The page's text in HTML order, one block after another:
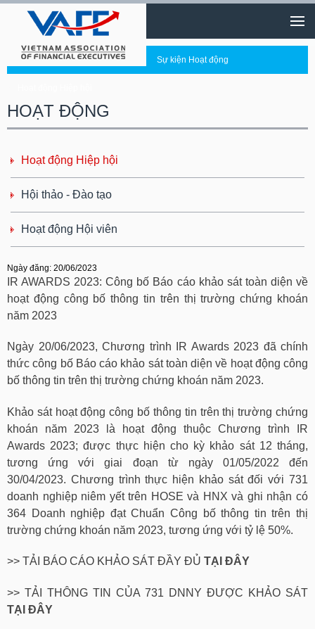
Sự kiện Hoạt động
HOẠT ĐỘNG
Hoạt động Hiệp hội
Hội thảo - Đào tạo
Hoạt động Hội viên
Ngày đăng: 20/06/2023
IR AWARDS 2023: Công bố Báo cáo khảo sát toàn diện về
hoạt động công bố thông tin trên thị trường chứng khoán
năm 2023
Ngày 20/06/2023, Chương trình IR Awards 2023 đã chính
thức công bố Báo cáo khảo sát toàn diện về hoạt động công
bố thông tin trên thị trường chứng khoán năm 2023.
Khảo sát hoạt động công bố thông tin trên thị trường chứng
khoán năm 2023 là hoạt động thuộc Chương trình IR
Awards 2023; được thực hiện cho kỳ khảo sát 12 tháng,
tương ứng với giai đoạn từ ngày 01/05/2022 đến
30/04/2023. Chương trình thực hiện khảo sát đối với 731
doanh nghiệp niêm yết trên HOSE và HNX và ghi nhận có
364 Doanh nghiệp đạt Chuẩn Công bố thông tin trên thị
trường chứng khoán năm 2023, tương ứng với tỷ lệ 50%.
>> TẢI BÁO CÁO KHẢO SÁT ĐẦY ĐỦ TẠI ĐÂY
>> TẢI THÔNG TIN CỦA 731 DNNY ĐƯỢC KHẢO SÁT
TẠI ĐÂY